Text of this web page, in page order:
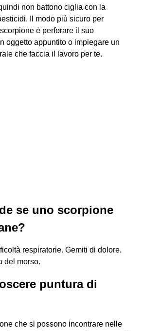
non battono ciglia con la
Il modo più sicuro per
è perforare il suo
oggetto appuntito o impiegare un
che faccia il lavoro per te.
se uno scorpione
respiratorie. Gemiti di dolore.
del morso.
puntura di
che si possono incontrare nelle